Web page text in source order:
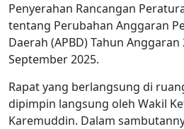
Penyerahan Rancangan
tentang Perubahan Anggaran
Daerah (APBD) Tahun Anggaran
September 2025.
Rapat yang berlangsung di
dipimpin langsung oleh Wakil
Karemuddin. Dalam